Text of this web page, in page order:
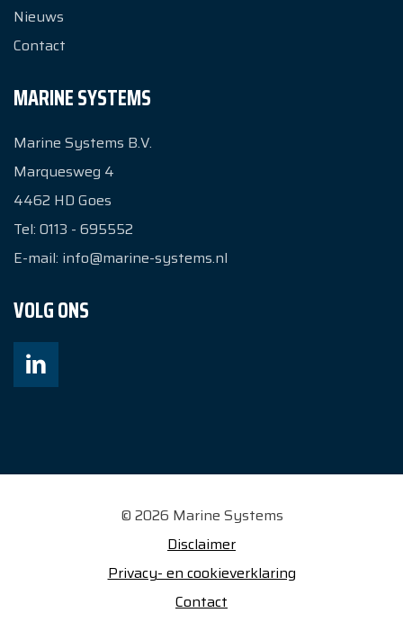
Nieuws
Contact
MARINE SYSTEMS
Marine Systems B.V.
Marquesweg 4
4462 HD Goes
Tel: 0113 - 695552
E-mail: info@marine-systems.nl
VOLG ONS
© 2026 Marine Systems
Disclaimer
Privacy- en cookieverklaring
Contact